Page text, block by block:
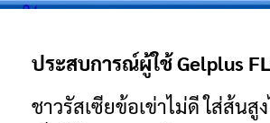
ประสบการณ์ผู้ใช้ Gelplus
ชาวรัสเซียข้อเข่าไม่ดี ใส่ส้นสู